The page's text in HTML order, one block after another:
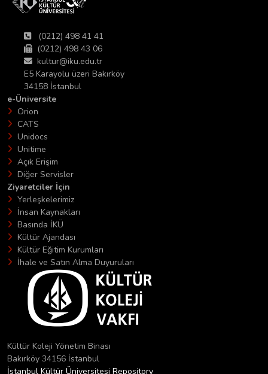
(0212) 498 41 41
(0212) 498 43 06
kultur@iku.edu.tr
E5 Karayolu üzeri Bakırköy
34158 İstanbul
e-Üniversite
Orion
CATS
Unidocs
Unitime
Açık Erişim
Diğer Servisler
Ziyaretciler İçin
Yerleşkelerimiz
İnsan Kaynakları
Basında İKÜ
Kültür Ajandası
Kültür Eğitim Kurumları
İhale ve Satın Alma Duyuruları
Kültür Koleji Yönetim Binası
Bakırköy 34156 İstanbul
İstanbul Kültür Üniversitesi Repository